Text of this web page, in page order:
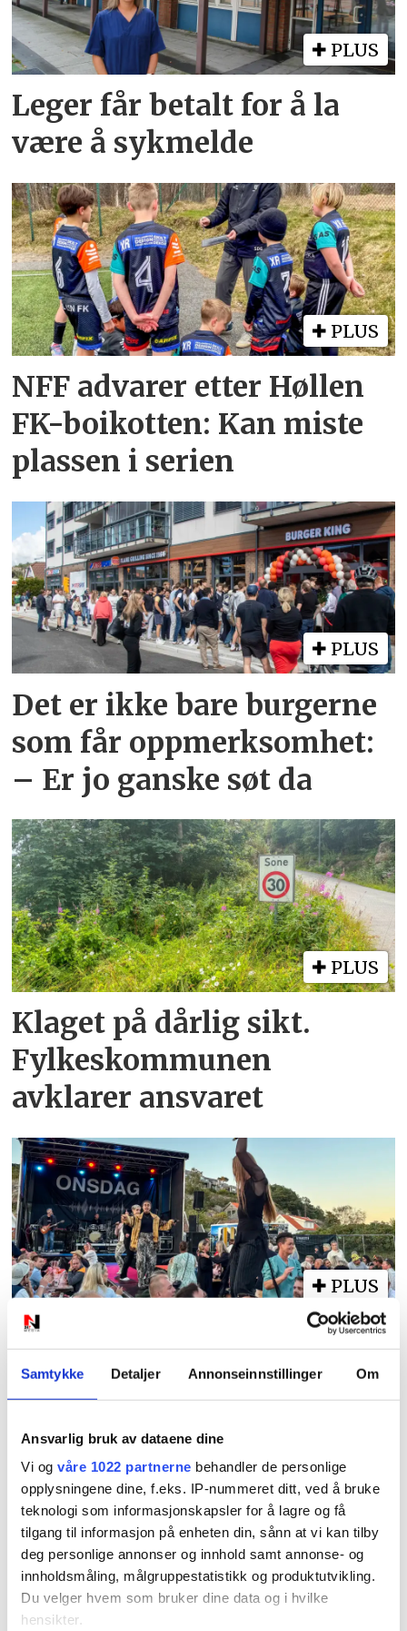
Samtykke Detaljer Annonseinnstillinger Om
Ansvarlig bruk av dataene dine
Vi og våre 1022 partnerne behandler de personlige
opplysningene dine, f.eks. IP-nummeret ditt, ved å bruke
teknologi som informasjonskapsler for å lagre og få
tilgang til informasjon på enheten din, sånn at vi kan tilby
deg personlige annonser og innhold samt annonse- og
innholdsmåling, målgruppestatistikk og produktutvikling.
Du velger hvem som bruker dine data og i hvilke
hensikter.
PLUS
Leger får betalt for å la
være å sykmelde
PLUS
NFF advarer etter Høllen
FK-boikotten: Kan miste
plassen i serien
PLUS
Det er ikke bare burgerne
som får oppmerksomhet:
– Er jo ganske søt da
PLUS
Klaget på dårlig sikt.
Fylkeskommunen
avklarer ansvaret
PLUS
Høllesanden live:
Onsdagsbandet erstatter
PLUS